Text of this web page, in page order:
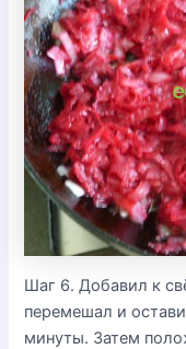
Шаг 6. Добавил к
перемешал и
минуты. Затем